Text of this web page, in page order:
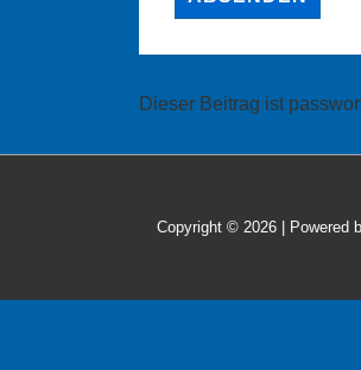
Dieser Beitrag ist
Copyright © 2026 | Powered